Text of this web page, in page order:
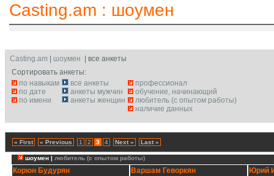
Casting.am : шоумен
Casting.am шоумен | все анкеты
Сортировать анкеты:
по навыкам
по дате
по имени
все анкеты
анкеты мужчин
анкеты женщин
профессионал
обучение, начинающий
любитель (с опытом работы)
наличие данных
« First « Previous 1 2 3 4 Next » Last »
шоумен | любитель (с опытом работы)
Корюн Будурян Варшам Геворкян Юрий